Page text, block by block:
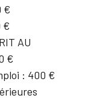
€
€
AU
€
: 400 €